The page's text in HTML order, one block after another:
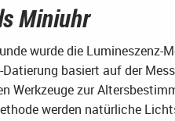
Miniuhr
wurde die Lumineszenz-
Datierung basiert auf der
Werkzeuge zur
werden natürliche